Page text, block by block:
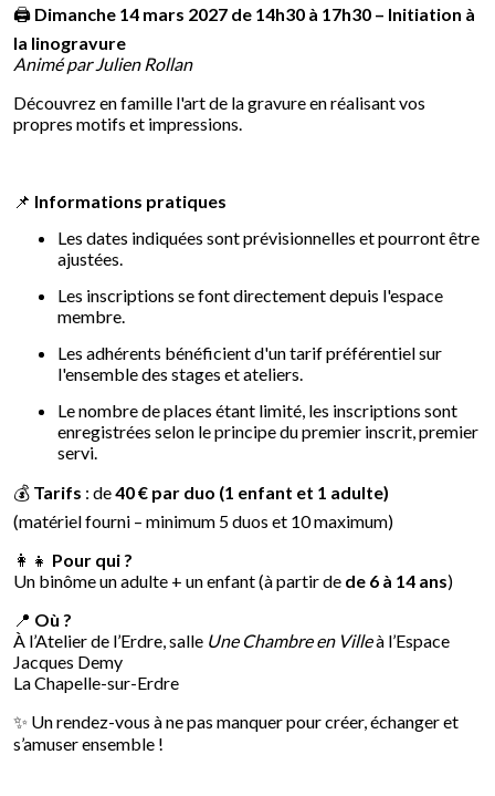
🖨️ Dimanche 14 mars 2027 de 14h30 à 17h30 – Initiation à
la linogravure
Animé par Julien Rollan
Découvrez en famille l'art de la gravure en réalisant vos
propres motifs et impressions.
📌 Informations pratiques
Les dates indiquées sont prévisionnelles et pourront être
ajustées.
Les inscriptions se font directement depuis l'espace
membre.
Les adhérents bénéficient d'un tarif préférentiel sur
l'ensemble des stages et ateliers.
Le nombre de places étant limité, les inscriptions sont
enregistrées selon le principe du premier inscrit, premier
servi.
💰 Tarifs : de40 € par duo (1 enfant et 1 adulte)
(matériel fourni – minimum 5 duos et 10 maximum)
👩‍👧 Pour qui ?
Un binôme un adulte + un enfant (à partir de de 6 à 14 ans)
📍 Où ?
À l’Atelier de l’Erdre, salle Une Chambre en Villeà l’Espace
Jacques Demy
La Chapelle-sur-Erdre
✨ Un rendez-vous à ne pas manquer pour créer, échanger et
s’amuser ensemble !